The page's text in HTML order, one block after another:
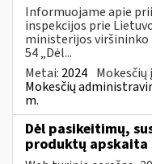
Informuojame apie
inspekcijos prie
ministerijos viršininko
54 „Dėl...
Metai: 2024
Mokesčių
m.
Dėl pasikeitimų,
produktų apskaita